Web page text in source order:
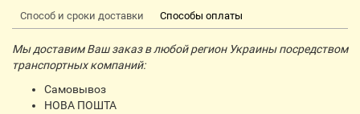
Способ и сроки доставки Способы оплаты
Мы доставим Ваш заказ в любой регион Украины посредством
транспортных компаний:
Самовывоз
НОВА ПОШТА